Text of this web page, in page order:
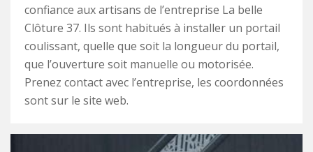
confiance aux artisans de l’entreprise La belle
Clôture 37. Ils sont habitués à installer un portail
coulissant, quelle que soit la longueur du portail,
que l’ouverture soit manuelle ou motorisée.
Prenez contact avec l’entreprise, les coordonnées
sont sur le site web.